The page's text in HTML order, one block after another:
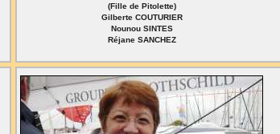
(Fille de Pitolette)
Gilberte COUTURIER
Nounou SINTES
Réjane SANCHEZ